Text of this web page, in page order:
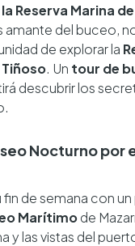
Reserva Marina
amante del buceo,
de explorar la
. Un tour de
descubrir los
Nocturno por
fin de semana con
Marítimode
y las vistas del